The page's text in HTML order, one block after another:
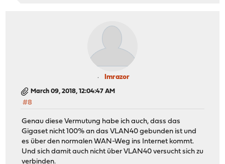
Imrazor
March 09, 2018, 12:04:47 AM
#8
Genau diese Vermutung habe ich auch, dass das
Gigaset nicht 100% an das VLAN40 gebunden ist und
es über den normalen WAN-Weg ins Internet kommt.
Und sich damit auch nicht über VLAN40 versucht sich zu
verbinden.